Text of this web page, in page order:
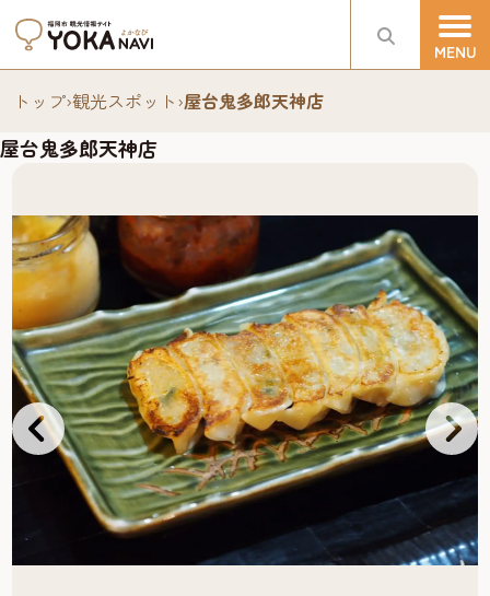
トップ›観光スポット›屋台鬼多郎天神店
屋台鬼多郎天神店